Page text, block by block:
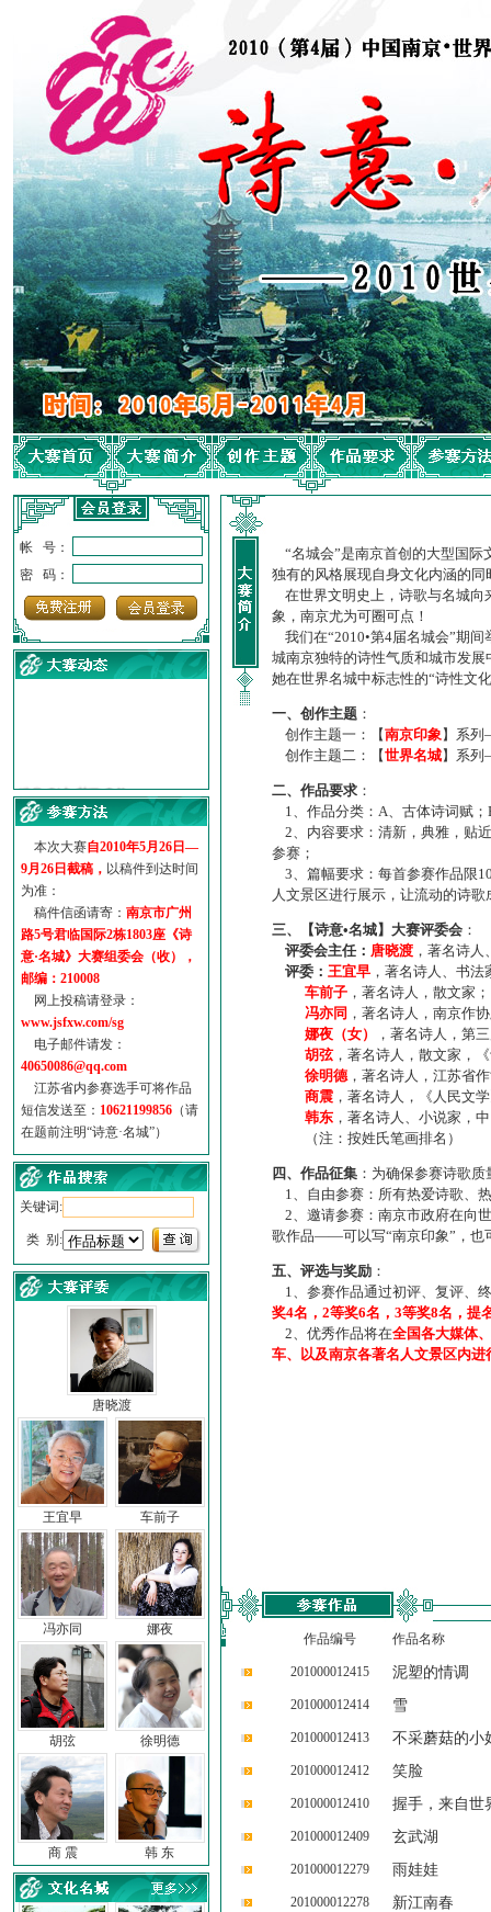
帐 号：
密 码：
·【诗意·名城】地铁展示作...
诗意名城·地铁时间
地铁完美呈现【诗意·名城...
参赛作品多达5000多首
“诗意·名城”晒诗会
特别通知--致广大诗词爱好...
本次大赛自2010年5月26日—
9月26日截稿， 以稿件到达时间
为准：
稿件信函请寄： 南京市广州
路5号君临国际2栋1803座《诗
意·名城》大赛组委会（收），
邮编：210008
网上投稿请登录：
www.jsfxw.com/sg
电子邮件请发：
40650086@qq.com
江苏省内参赛选手可将作品
短信发送至： 10621199856 （请
在题前注明“诗意·名城”）
关键词:
类 别:
唐晓渡
王宜早 车前子
冯亦同 娜夜
胡弦 徐明德
商 震 韩 东
“名城会”是南京首创的大型国际
独有的风格展现自身文化内涵的
在世界文明史上，诗歌与名城向
象，南京尤为可圈可点！
我们在“2010•第4届名城会”期
城南京独特的诗性气质和城市发
她在世界名城中标志性的“诗性文
一、创作主题 ：
创作主题一：【南京印象】系
创作主题二：【世界名城】系
二、作品要求 ：
1、作品分类：A、古体诗词赋；
2、内容要求：清新，典雅，贴
参赛；
3、篇幅要求：每首参赛作品限
人文景区进行展示，让流动的诗
三、【诗意•名城】大赛评委会 ：
评委会主任： 唐晓渡 ，著名诗
评委： 王宜早 ，著名诗人、书
车前子 ，著名诗人，散文家；
冯亦同 ，著名诗人，南京作
娜夜（女）
，著名诗人，第
胡弦，著名诗人，散文家，
徐明德，著名诗人，江苏省
商震 ，著名诗人，《人民文
韩东 ，著名诗人、小说家，
（注：按姓氏笔画排名）
四、作品征集 ：为确保参赛诗歌
1、自由参赛：所有热爱诗歌、
2、邀请参赛：南京市政府在向
歌作品——可以写“南京印象”，也
五、评选与奖励 ：
1、参赛作品通过初评、复评、
奖4名，2等奖6名，3等奖8名，提
2、优秀作品将在全国各大媒体
车、以及南京各著名人文景区内进
作品编号 作品名称
201000012415 泥塑的情调
201000012414 雪
201000012413 不采蘑菇的小
201000012412 笑脸
201000012410 握手，来自世
201000012409 玄武湖
201000012279 雨娃娃
201000012278 新江南春